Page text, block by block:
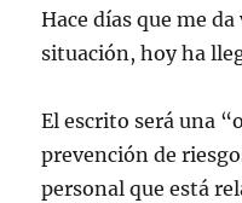
Hace días que me
situación, hoy ha
El escrito será una
prevención de
personal que está